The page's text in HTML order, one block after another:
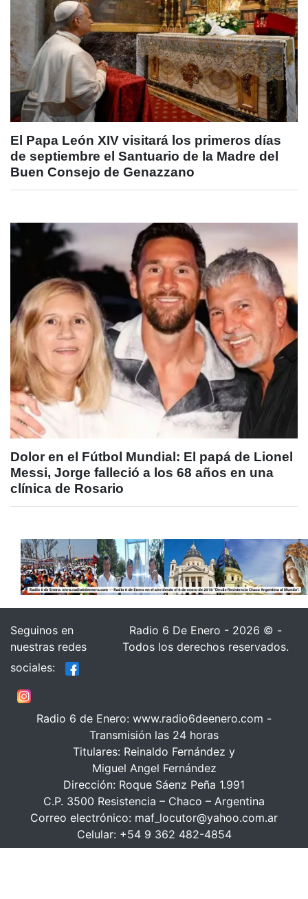
El Papa León XIV visitará los primeros días
de septiembre el Santuario de la Madre del
Buen Consejo de Genazzano
Dolor en el Fútbol Mundial: El papá de Lionel
Messi, Jorge falleció a los 68 años en una
clínica de Rosario
Seguinos en
nuestras redes
sociales:
Radio 6 De Enero - 2026 © -
Todos los derechos reservados.
Radio 6 de Enero: www.radio6deenero.com -
Transmisión las 24 horas
Titulares: Reinaldo Fernández y
Miguel Angel Fernández
Dirección: Roque Sáenz Peña 1.991
C.P. 3500 Resistencia – Chaco – Argentina
Correo electrónico: maf_locutor@yahoo.com.ar
Celular: +54 9 362 482-4854